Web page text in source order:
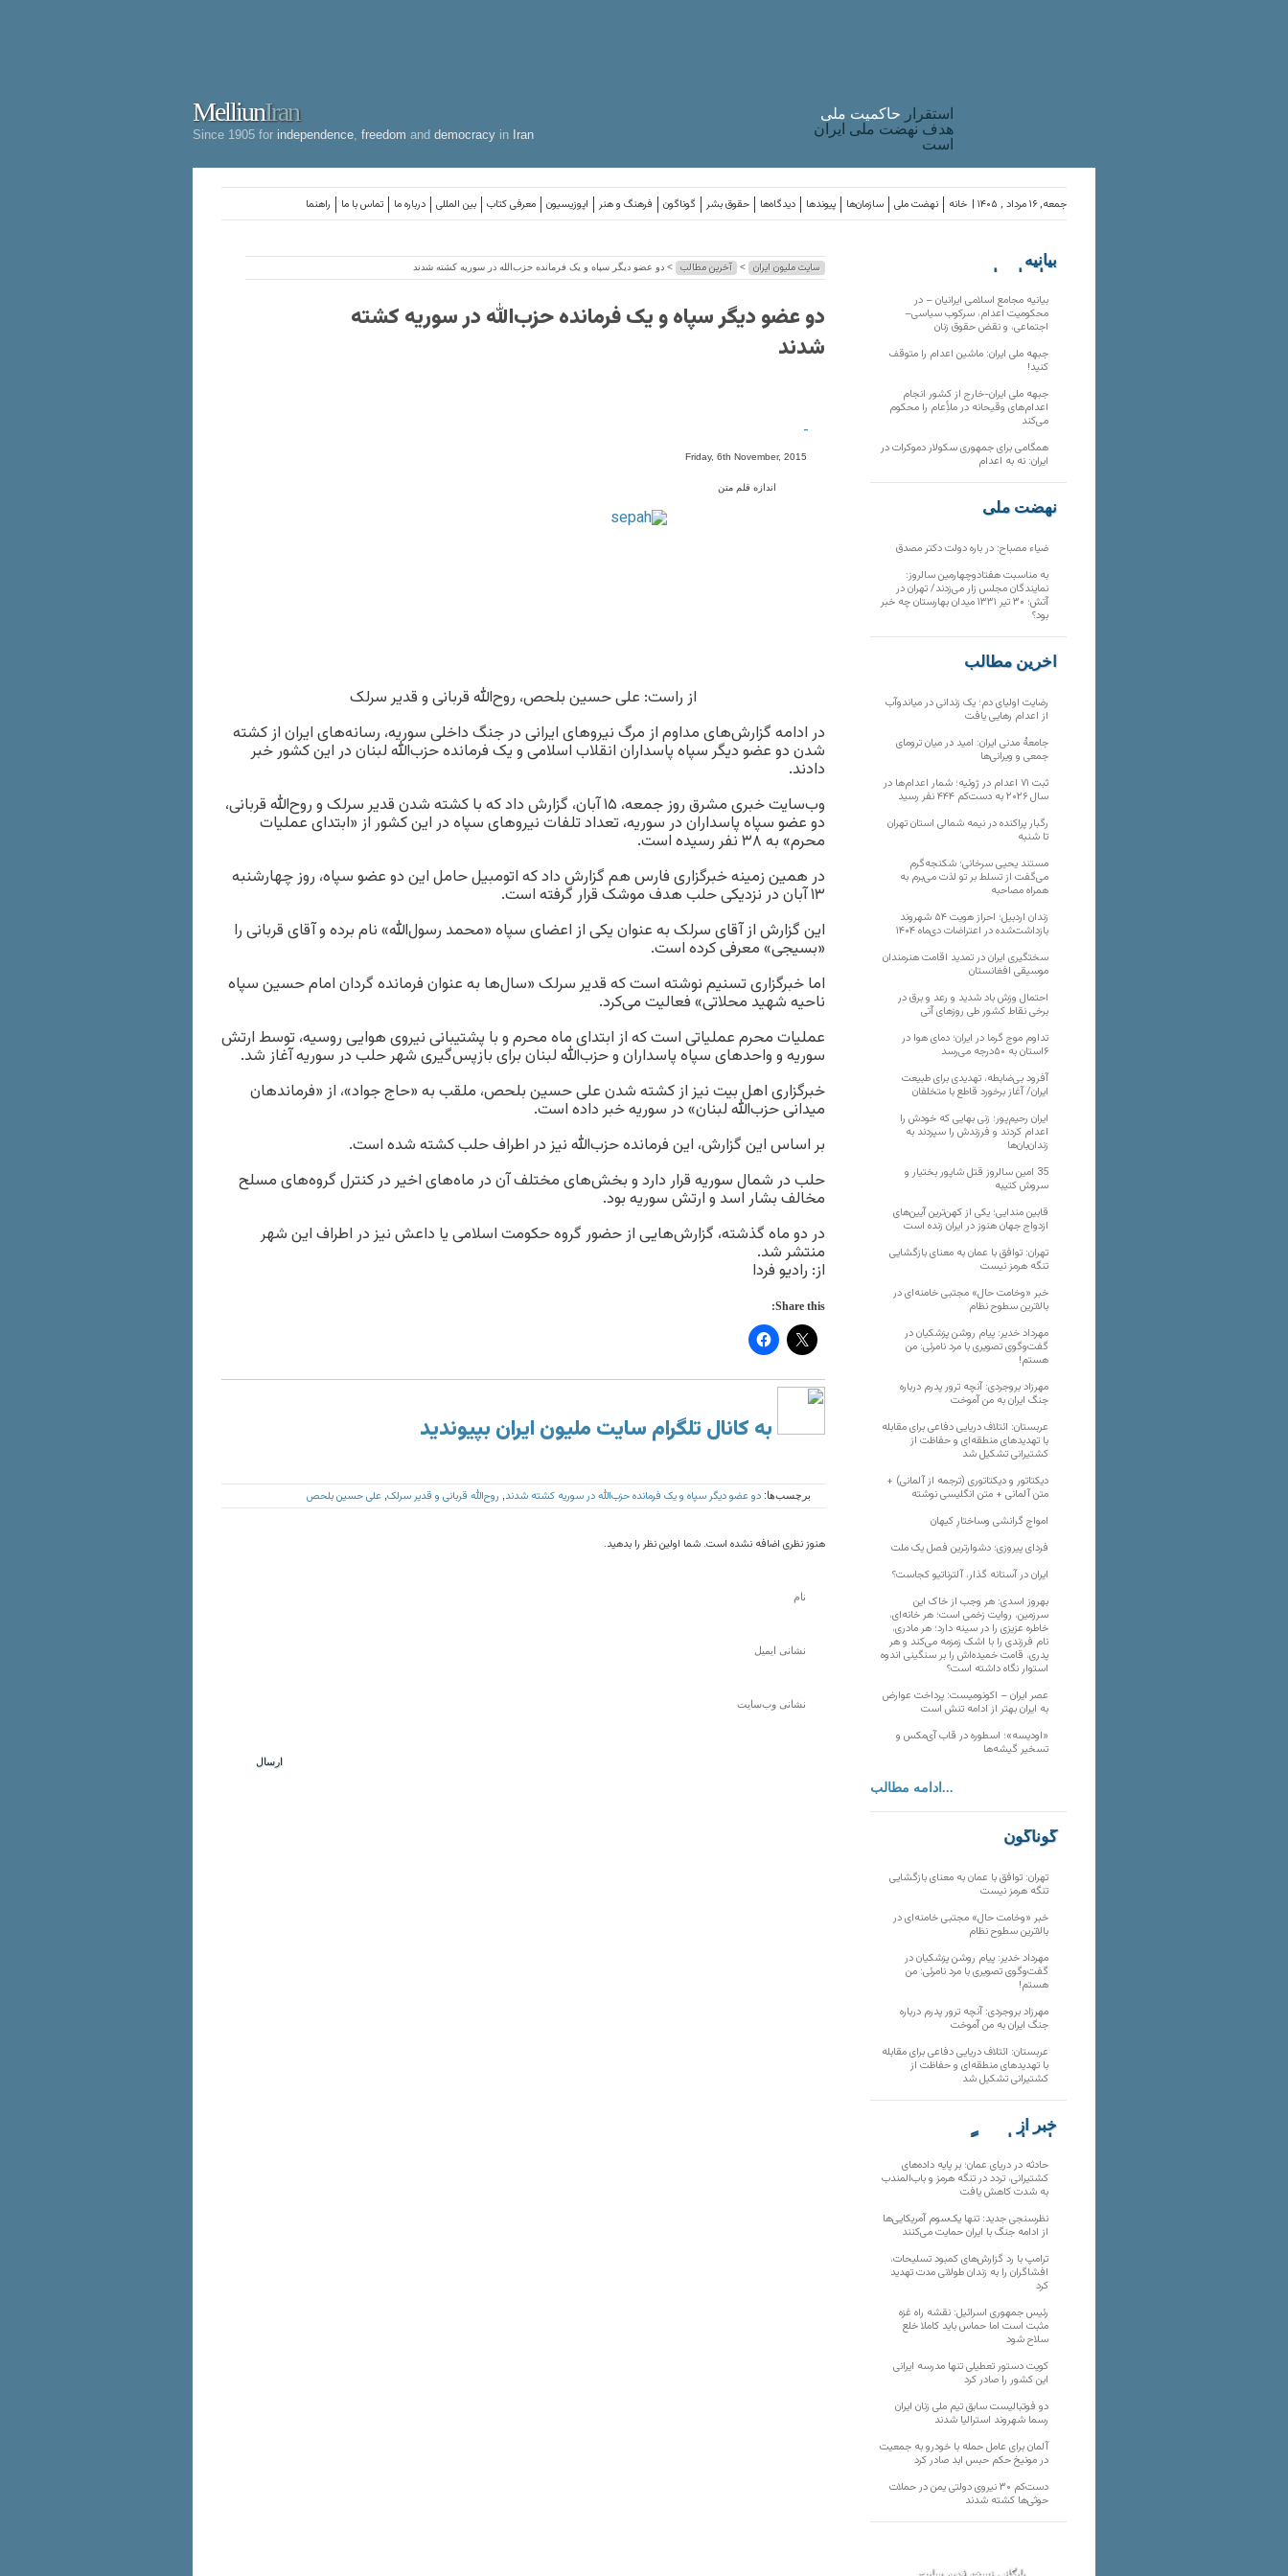
MelliunIran
Since 1905 for independence freedom and democracy in Iran
استقرار حاکميت ملی
هدف نهضت ملی ایران
است
راهنما تماس با ما درباره ما بین المللی معرفی کتاب اپوزیسیون فرهنگ و هنر گوناگون حقوق بشر دیدگاه‌ها پیوندها سازمان‌ها نهضت ملی خانه جمعه, ۱۶ مرداد , ۱۴۰۵ |
سایت ملیون ایران > آخرین مطالب > دو عضو دیگر سپاه و یک فرمانده حزب‌الله در سوریه کشته شدند
دو عضو دیگر سپاه و یک فرمانده حزب‌الله در سوریه کشته
شدند
-
Friday, 6th November, 2015
اندازه قلم متن
از راست: علی حسین بلحص، روح‌الله قربانی و قدیر سرلک
در ادامه گزارش‌های مداوم از مرگ نیروهای ایرانی در جنگ داخلی سوریه، رسانه‌های ایران از کشته
شدن دو عضو دیگر سپاه پاسداران انقلاب اسلامی و یک فرمانده حزب‌الله لبنان در این کشور خبر
دادند.
وب‌سایت خبری مشرق روز جمعه، ۱۵ آبان، گزارش داد که با کشته شدن قدیر سرلک و روح‌الله قربانی،
دو عضو سپاه پاسداران در سوریه، تعداد تلفات نیروهای سپاه در این کشور از «ابتدای عملیات
محرم» به ۳۸ نفر رسیده است.
در همین زمینه خبرگزاری فارس هم گزارش داد که اتومبیل حامل این دو عضو سپاه، روز چهارشنبه
۱۳ آبان در نزدیکی حلب هدف موشک قرار گرفته است.
این گزارش از آقای سرلک به عنوان یکی از اعضای سپاه «محمد رسول‌الله» نام برده و آقای قربانی را
«بسیجی» معرفی کرده است.
اما خبرگزاری تسنیم نوشته است که قدیر سرلک «سال‌ها به عنوان فرمانده گردان امام حسین سپاه
ناحیه شهید محلاتی» فعالیت می‌کرد.
عملیات محرم عملیاتی است که از ابتدای ماه محرم و با پشتیبانی نیروی هوایی روسیه، توسط ارتش
سوریه و واحدهای سپاه پاسداران و حزب‌الله لبنان برای بازپس‌گیری شهر حلب در سوریه آغاز شد.
خبرگزاری اهل بیت نیز از کشته شدن علی حسین بلحص، ملقب به «حاج جواد»، از «فرماندهان
میدانی حزب‌الله لبنان» در سوریه خبر داده است.
بر اساس این گزارش، این فرمانده حزب‌الله نیز در اطراف حلب کشته شده است.
حلب در شمال سوریه قرار دارد و بخش‌های مختلف آن در ماه‌های اخیر در کنترل گروه‌های مسلح
مخالف بشار اسد و ارتش سوریه بود.
در دو ماه گذشته، گزارش‌هایی از حضور گروه حکومت اسلامی یا داعش نیز در اطراف این شهر
منتشر شد.
از: رادیو فردا
Share this:
به کانال تلگرام سایت ملیون ایران بپیوندید
برچسب‌ها: دو عضو دیگر سپاه و یک فرمانده حزب‌الله در سوریه کشته شدند روح‌الله قربانی و قدیر سرلک علی حسین بلحص
هنوز نظری اضافه نشده است. شما اولین نظر را بدهید.
بیانیه
سازمان‌های
بیانیه مجامع اسلامی ایرانیان – در
محکومیت اعدام، سرکوب سیاسی–
اجتماعی، و نقض حقوق زنان
جبهه ملی ایران: ماشین اعدام را متوقف
کنید!
جبهه ملی ایران-خارج از کشور انجام
اعدام‌های وقیحانه در ملأِعام را محکوم
می‌کند
همگامی برای جمهوری سکولار دموکرات در
ایران: نه به اعدام
نهضت ملی
ضیاء مصباح: در باره دولت دکتر مصدق
به مناسبت هفتادوچهارمین سالروز:
نمایندگان مجلس زار می‌زدند/ تهران در
آتش؛ ۳۰ تیر ۱۳۳۱ میدان بهارستان چه خبر
بود؟
آخرین مطالب
رضایت اولیای دم؛ یک زندانی در میاندوآب
از اعدام رهایی یافت
جامعهٔ مدنی ایران: امید در میان ترومای
جمعی و ویرانی‌ها
ثبت ۷۱ اعدام در ژوئیه؛ شمار اعدام‌ها در
سال ۲۰۲۶ به دست‌کم ۴۴۴ نفر رسید
رگبار پراکنده در نیمه شمالی استان تهران
تا شنبه
مستند یحیی سرخانی؛ شکنجه‌گرم
می‌گفت از تسلط بر تو لذت می‌برم به
همراه مصاحبه
زندان اردبیل؛ احراز هویت ۵۴ شهروند
بازداشت‌شده در اعتراضات دی‌ماه ۱۴۰۴
سختگیری ایران در تمدید اقامت هنرمندان
موسیقی افغانستان
احتمال وزش باد شدید و رعد و برق در
برخی نقاط کشور طی روزهای آتی
تداوم موج گرما در ایران؛ دمای هوا در
۶استان به ۵۰درجه می‌رسد
آفرود بی‌ضابطه، تهدیدی برای طبیعت
ایران/ آغاز برخورد قاطع با متخلفان
ایران رحیم‌پور؛ زنی بهایی که خودش را
اعدام کردند و فرزندش را سپردند به
زندان‌بان‌ها
35 امین سالروز قتل شاپور بختیار و
سروش کتیبه
قابین مندایی؛ یکی از کهن‌ترین آیین‌های
ازدواج جهان هنوز در ایران زنده است
تهران: توافق با عمان به معنای بازگشایی
تنگه هرمز نیست
خبر «وخامت حال» مجتبی خامنه‌ای در
بالاترین سطوح نظام
مهرداد خدیر: پیام روشن پزشکیان در
گفت‌و‌گوی تصویری با مرد نامرئی: من
هستم!
مهرزاد بروجردی: آنچه ترور پدرم درباره
جنگ ایران به من آموخت
عربستان: ائتلاف دریایی دفاعی برای مقابله
با تهدیدهای منطقه‌ای و حفاظت از
کشتیرانی تشکیل شد
دیکتاتور و دیکتاتوری (ترجمه از آلمانی) +
متن آلمانی + متن انگلیسی نوشته
‌امواجِ گرانشی وساختارِ کیهان
فردای پیروزی؛ دشوارترین فصل یک ملت
ایران در آستانه گذار، آلترناتیو کجاست؟
بهروز اسدی: هر وجب از خاک‌ این
سرزمین، روایت زخمی است؛ هر خانه‌ای،
خاطره عزیزی را در سینه دارد؛ هر مادری،
نام فرزندی را با اشک زمزمه می‌کند و هر
پدری، قامت خمیده‌اش را بر سنگینی اندوه
استوار نگاه داشته است؟
عصر ایران – اکونومیست: پرداخت عوارض
به ایران بهتر از ادامه تنش است
«اودیسه»؛ اسطوره در قاب آی‌مکس و
تسخیر گیشه‌ها
ادامه مطالب...
گوناگون
تهران: توافق با عمان به معنای بازگشایی
تنگه هرمز نیست
خبر «وخامت حال» مجتبی خامنه‌ای در
بالاترین سطوح نظام
مهرداد خدیر: پیام روشن پزشکیان در
گفت‌و‌گوی تصویری با مرد نامرئی: من
هستم!
مهرزاد بروجردی: آنچه ترور پدرم درباره
جنگ ایران به من آموخت
عربستان: ائتلاف دریایی دفاعی برای مقابله
با تهدیدهای منطقه‌ای و حفاظت از
کشتیرانی تشکیل شد
خبر از
تارنماهای دیگر
حادثه در دریای عمان؛ بر پایه داده‌های
کشتیرانی، تردد در تنگه هرمز و باب‌المندب
به شدت کاهش یافت
نظرسنجی جدید: تنها یک‌سوم آمریکایی‌ها
از ادامه جنگ با ایران حمایت می‌کنند
ترامپ با رد گزارش‌های کمبود تسلیحات،
افشاگران را به زندان طولانی مدت تهدید
کرد
رئیس‌ جمهوری اسرائیل: نقشه راه غزه
مثبت است اما حماس باید کاملا خلع
سلاح شود
کویت دستور تعطیلی تنها مدرسه ایرانی
این کشور را صادر کرد
دو فوتبالیست سابق تیم ملی زنان ایران
رسما شهروند استرالیا شدند
آلمان برای عامل حمله با خودرو به جمعیت
در مونیخ حکم حبس ابد صادر کرد
دست‌کم ۳۰ نیروی دولتی یمن در حملات
حوثی‌ها کشته شدند
بایگانی نسخه قدیم سایت